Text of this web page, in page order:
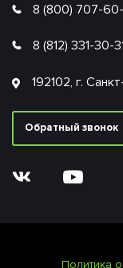
8 (800) 707-
8 (812) 331-30-
192102, г.
Обратный звонок
Политика